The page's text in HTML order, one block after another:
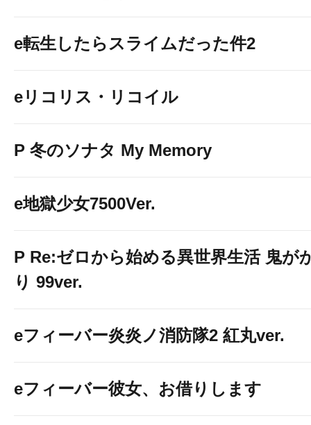
e転生したらスライムだった件2
eリコリス・リコイル
P 冬のソナタ My Memory
e地獄少女7500Ver.
P Re:ゼロから始める異世界生活 鬼が
り 99ver.
eフィーバー炎炎ノ消防隊2 紅丸ver.
eフィーバー彼女、お借りします